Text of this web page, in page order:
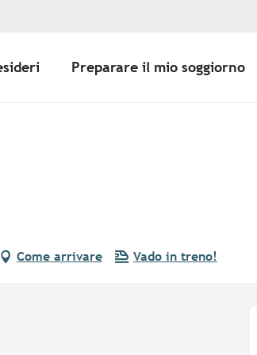
Preparare il mio soggiorno
Come arrivare Vado in treno!